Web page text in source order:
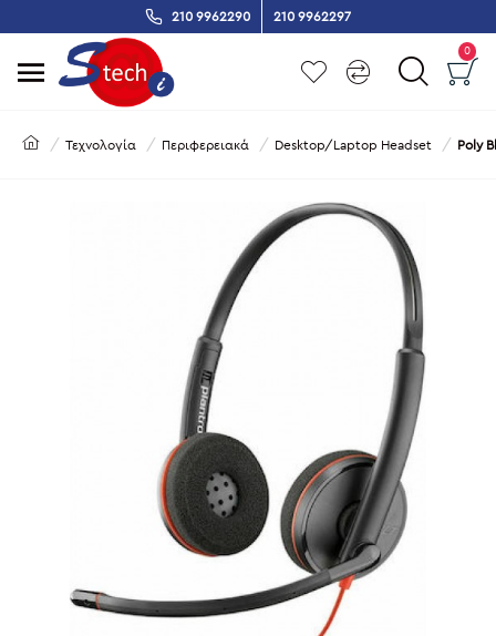
210 9962290 210 9962297
0
Τεχνολογία Περιφερειακά Desktop/Laptop Headset Poly